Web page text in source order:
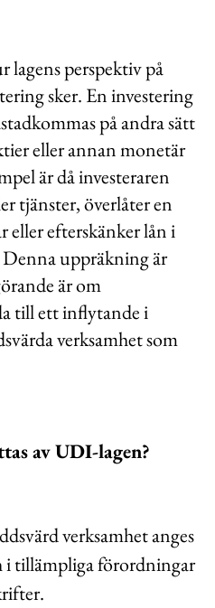
lagens perspektiv på
sker. En investering
på andra sätt
eller annan monetär
är då investeraren
tjänster, överlåter en
eller efterskänker lån i
uppräkning är
är om
till ett inflytande i
verksamhet som
av UDI-lagen?
verksamhet anges
i tillämpliga förordningar